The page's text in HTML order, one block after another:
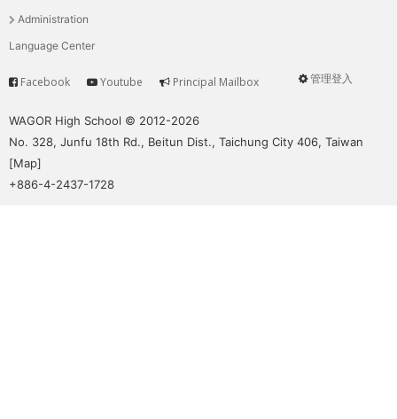
單Administration
Language Center
User
管理登入
Service
Facebook Youtube Principal Mailbox
WAGOR High School © 2012-2026
No. 328, Junfu 18th Rd., Beitun Dist., Taichung City 406, Taiwan
[Map]
+886-4-2437-1728